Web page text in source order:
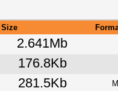
Size
2.641Mb
176.8Kb
281.5Kb